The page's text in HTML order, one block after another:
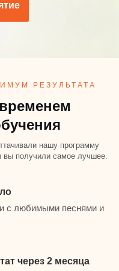
РЕЗУЛЬТАТА
нашу программу
вы получили самое лучшее.
с любимыми песнями и
через 2 месяца